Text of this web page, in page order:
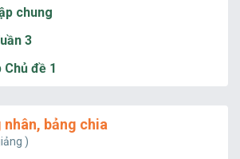
chung
3
đề 1
nhân, bảng chia
)